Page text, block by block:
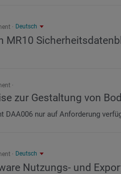
Deutsch
MR10
zur Gestaltung von
DAA006 nur auf Anforderung
Deutsch
Nutzungs- und